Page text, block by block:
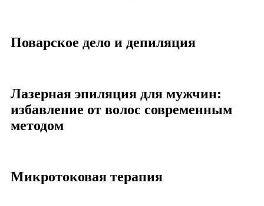
Поварское дело и депиляция
Лазерная эпиляция для мужчин:
избавление от волос современным
методом
Микротоковая терапия